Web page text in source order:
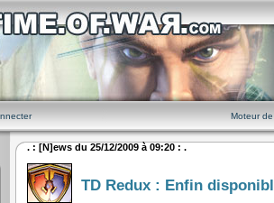
Moteur
. : [N]ews du 25/12/2009 à 09:20 : .
TD Redux : Enfin